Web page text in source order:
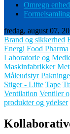
Omregn
fredag, august 07,
Brand og sikkerhed
Energi Food Pharma
Laboratorie og
Maskinfabrikker
Måleudstyr
Stiger - Lifte Tape
Ventilation Ventiler
produkter og ydelser